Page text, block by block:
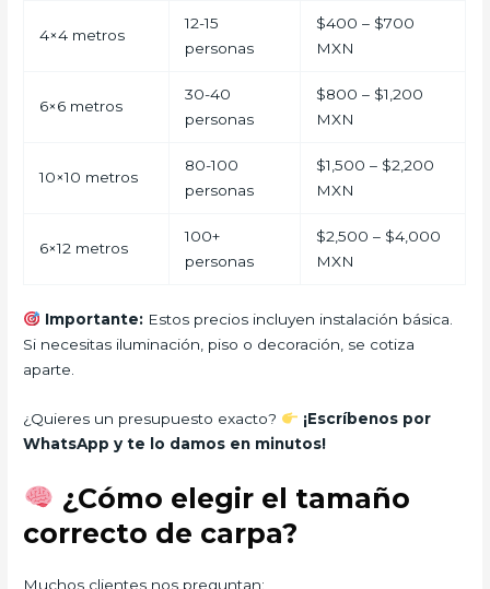
4×4 metros
12-15
personas
$400 – $700
MXN
6×6 metros
30-40
personas
$800 – $1,200
MXN
10×10 metros
80-100
personas
$1,500 – $2,200
MXN
6×12 metros
100+
personas
$2,500 – $4,000
MXN
Importante:Estos precios incluyen instalación básica.
Si necesitas iluminación, piso o decoración, se cotiza
aparte.
¿Quieres un presupuesto exacto?
¡Escríbenos por
WhatsApp y te lo damos en minutos!
¿Cómo elegir el tamaño
correcto de carpa?
Muchos clientes nos preguntan: